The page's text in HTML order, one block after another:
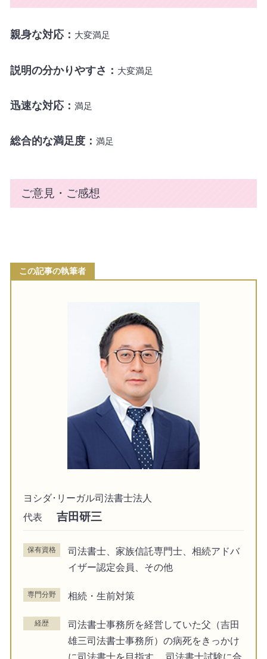
親身な対応： 大変満足
説明の分かりやすさ： 大変満足
迅速な対応： 満足
総合的な満足度： 満足
ご意見・ご感想
この記事の執筆者
ヨシダ･リーガル司法書士法人
代表
吉田研三
保有資格
司法書士、家族信託専門士、相続アドバ
イザー認定会員、その他
専門分野 相続・生前対策
経歴
司法書士事務所を経営していた父（吉田
雄三司法書士事務所）の病死をきっかけ
に司法書士を目指す。 司法書士試験に合